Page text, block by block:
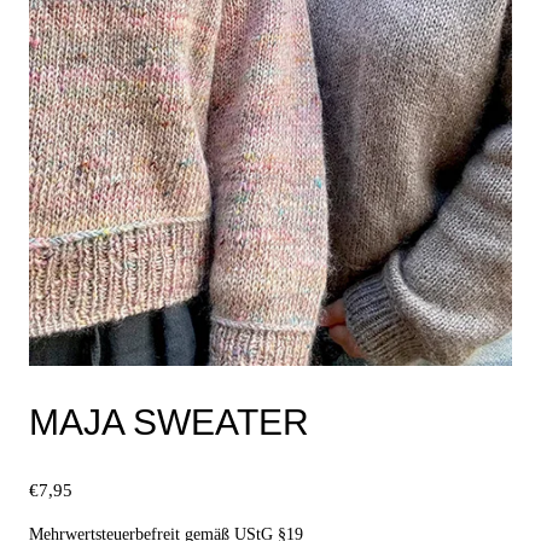
Produktseite
gewählt
werden
MAJA SWEATER
€7,95
Mehrwertsteuerbefreit gemäß UStG §19